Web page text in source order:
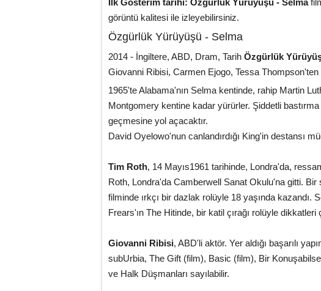
İlk Gösterim tarihi: Özgürlük Yürüyüşü - Selma
görüntü kalitesi ile izleyebilirsiniz.
Özgürlük Yürüyüşü - Selma
2014 - İngiltere, ABD, Dram, Tarih Özgürlük
Giovanni Ribisi, Carmen Ejogo, Tessa Thompson'ten
1965'te Alabama'nın Selma kentinde, rahip Martin
Montgomery kentine kadar yürürler. Şiddetli
geçmesine yol açacaktır.
David Oyelowo'nun canlandırdığı King'in destansı
Tim Roth, 14 Mayıs1961 tarihinde, Londra'da,
Roth, Londra'da Camberwell Sanat Okulu'na gitti.
filminde ırkçı bir dazlak rolüyle 18 yaşında kazandı.
Frears'ın The Hitinde, bir katil çırağı rolüyle dikkatleri
Giovanni Ribisi, ABD'li aktör. Yer aldığı başarılı
subUrbia, The Gift (film), Basic (film), Bir
ve Halk Düşmanları sayılabilir.